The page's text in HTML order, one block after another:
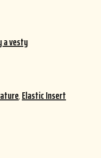
a vesty
,Elastic Insert